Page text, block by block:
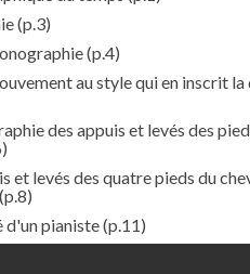
(p.3)
(p.4)
au style qui en inscrit la
des appuis et levés des
et levés des quatre pieds du
(p.8)
pianiste(p.11)